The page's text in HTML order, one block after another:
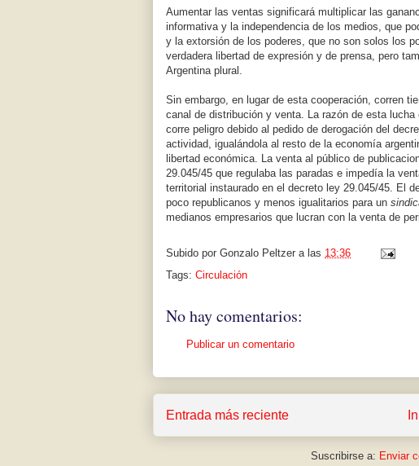
Aumentar las ventas significará multiplicar las
informativa y la independencia de los medios, que
y la extorsión de los poderes, que no son solos los
verdadera libertad de expresión y de prensa, pero
Argentina plural.
Sin embargo, en lugar de esta cooperación, corren
canal de distribución y venta. La razón de esta
corre peligro debido al pedido de derogación del
actividad, igualándola al resto de la economía
libertad económica. La venta al público de
29.045/45 que regulaba las paradas e impedía la
territorial instaurado en el decreto ley 29.045/45. El
poco republicanos y menos igualitarios para un
medianos empresarios que lucran con la venta de
Subido por Gonzalo Peltzer a las 13:36
Tags: Circulación
No hay comentarios:
Publicar un comentario
Entrada más reciente
Suscribirse a: Enviar